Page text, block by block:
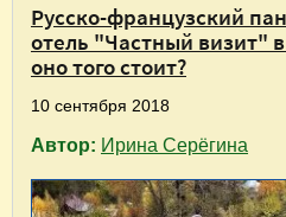
Русско-французский
отель "Частный визит"
оно того стоит?
10 сентября 2018
Автор: Ирина Серёгина